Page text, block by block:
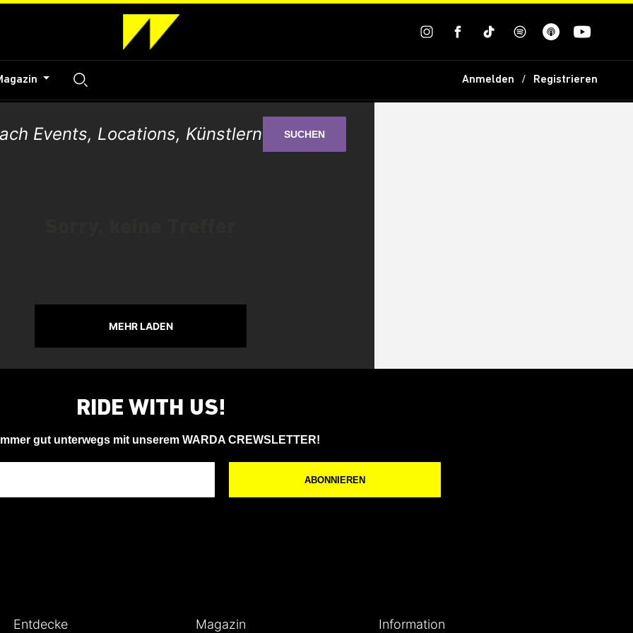
Anmelden Registrieren
SUCHEN
MEHR LADEN
RIDE WITH US!
Immer gut unterwegs mit unserem WARDA CREWSLETTER!
ABONNIEREN
Entdecke Magazin Information